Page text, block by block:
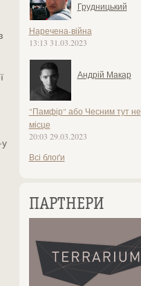
Грудницький
Наречена-війна
13:13 31.03.2023
Андрій Макар
"Памфір" або Чесним тут не
місце
20:03 29.03.2023
Всі блоґи
ПАРТНЕРИ